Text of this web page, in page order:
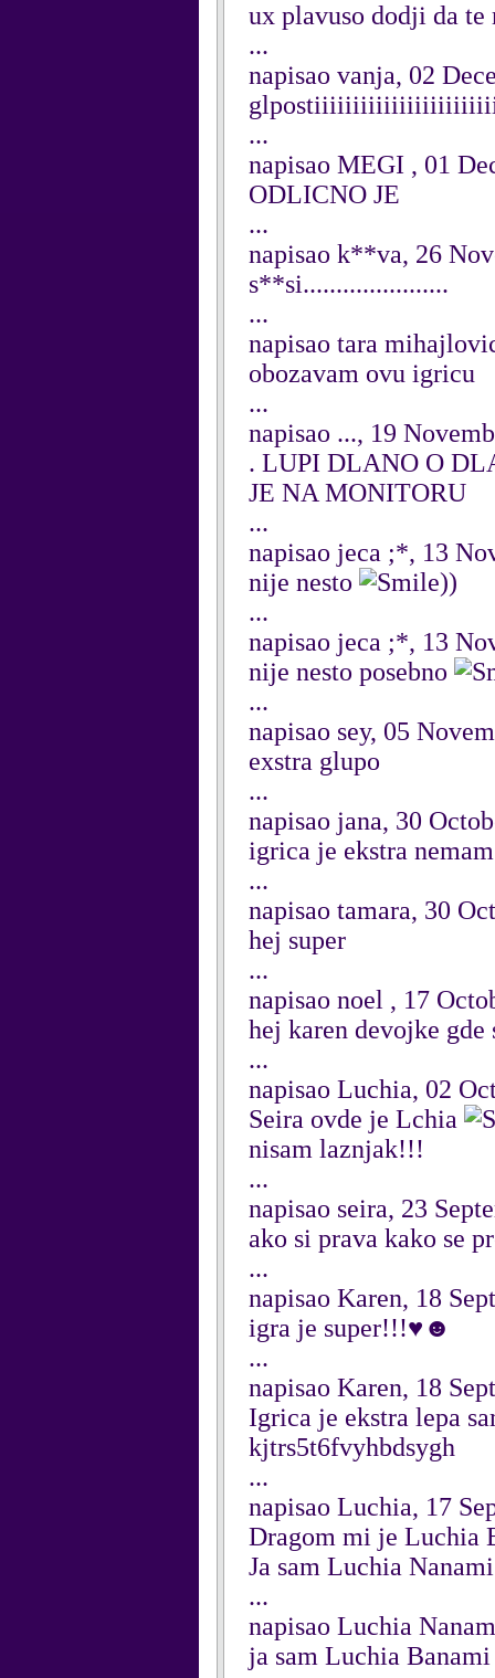
ux plavuso dodji da te
...
napisao vanja, 02
...
napisao MEGI , 01
ODLICNO JE
...
napisao k**va, 26
s**si......................
...
napisao tara
obozavam ovu igricu
...
napisao ..., 19
. LUPI DLANO O
JE NA MONITORU
...
napisao jeca ;*, 13
nije nesto
))
...
napisao jeca ;*, 13
nije nesto posebno
...
napisao sey, 05
exstra glupo
...
napisao jana, 30
igrica je ekstra
...
napisao tamara, 30
hej super
...
napisao noel , 17
hej karen devojke gde
...
napisao Luchia, 02
Seira ovde je Lchia
nisam laznjak!!!
...
napisao seira, 23
ako si prava kako se
...
napisao Karen, 18
igra je super!!!♥☻
...
napisao Karen, 18
Igrica je ekstra lepa
kjtrs5t6fvyhbdsygh
...
napisao Luchia, 17
Dragom mi je Luchia
Ja sam Luchia
...
napisao Luchia
ja sam Luchia Banami